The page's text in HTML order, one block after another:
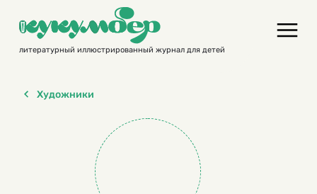
contentлитературный иллюстрированный журнал для детей
Художники